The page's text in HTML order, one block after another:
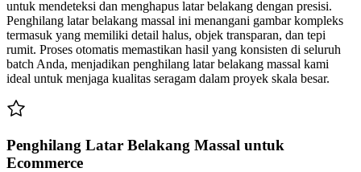
untuk mendeteksi dan menghapus latar belakang dengan presisi.
Penghilang latar belakang massal ini menangani gambar kompleks
termasuk yang memiliki detail halus, objek transparan, dan tepi
rumit. Proses otomatis memastikan hasil yang konsisten di seluruh
batch Anda, menjadikan penghilang latar belakang massal kami
ideal untuk menjaga kualitas seragam dalam proyek skala besar.
Penghilang Latar Belakang Massal untuk
Ecommerce